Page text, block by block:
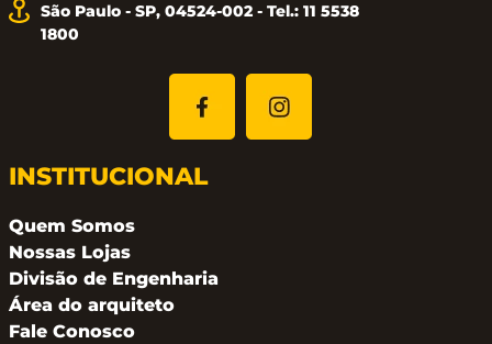
São Paulo - SP, 04524-002 - Tel.: 11 5538
1800
INSTITUCIONAL
Quem Somos
Nossas Lojas
Divisão de Engenharia
Área do arquiteto
Fale Conosco